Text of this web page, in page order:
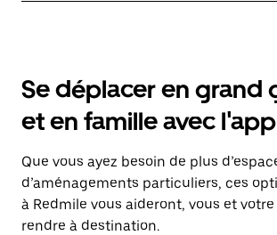
Se déplacer en grand
et en famille avec
Que vous ayez besoin de plus
d’aménagements particuliers, ces
à Redmile vous aideront, vous et
rendre à destination.